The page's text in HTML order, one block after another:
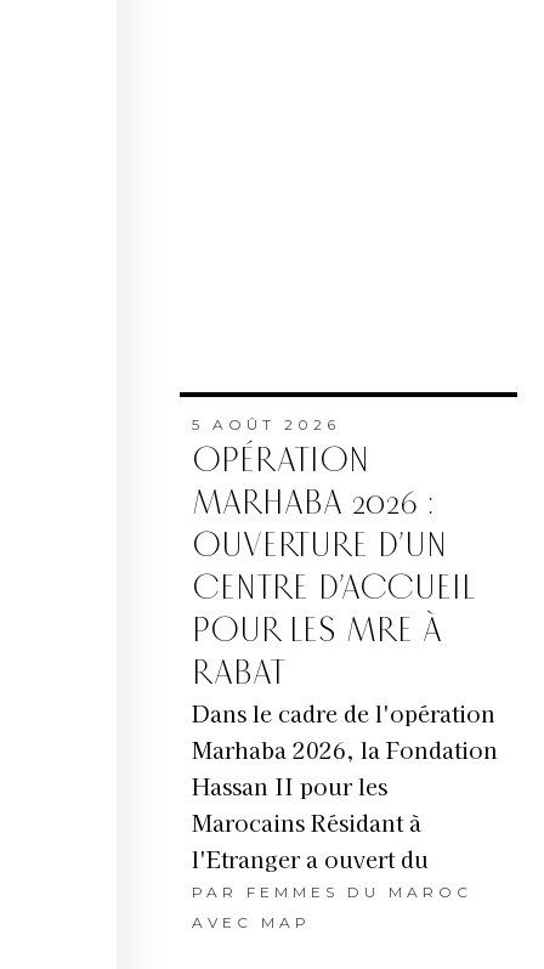
5 AOÛT 2026
OPÉRATION
MARHABA 2026 :
OUVERTURE D’UN
CENTRE D’ACCUEIL
POUR LES MRE À
RABAT
Dans le cadre de l'opération
Marhaba 2026, la Fondation
Hassan II pour les
Marocains Résidant à
l'Etranger a ouvert du
PAR FEMMES DU MAROC
AVEC MAP